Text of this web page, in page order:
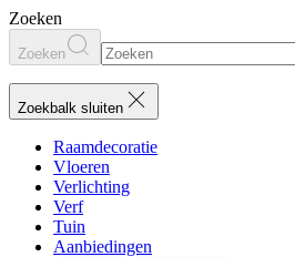
Zoeken
Zoeken
Zoekbalk sluiten
Raamdecoratie
Vloeren
Verlichting
Verf
Tuin
Aanbiedingen